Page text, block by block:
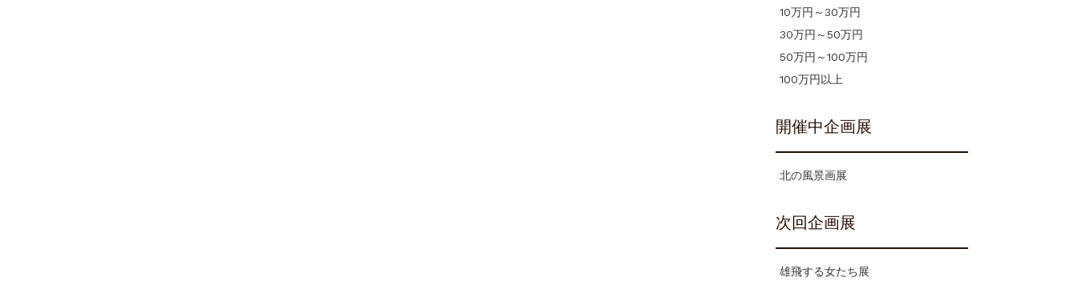
10万円～30万円
30万円～50万円
50万円～100万円
100万円以上
開催中企画展
北の風景画展
次回企画展
雄飛する女たち展